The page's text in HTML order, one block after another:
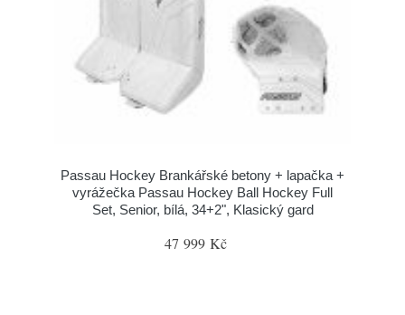
Passau Hockey Brankářské betony + lapačka +
vyrážečka Passau Hockey Ball Hockey Full
Set, Senior, bílá, 34+2", Klasický gard
47 999 Kč